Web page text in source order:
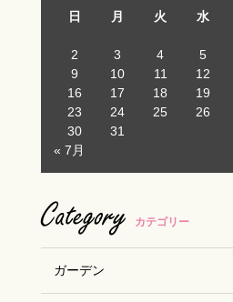
日 月 火 水
2
3 4 5
9
10 11 12
16
17 18 19
23
24 25 26
30
31
« 7月
Category カテゴリー
ガーデン